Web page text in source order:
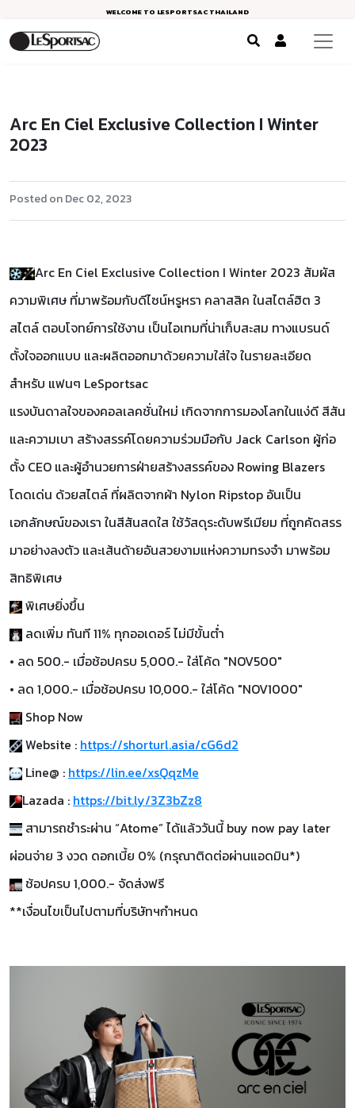
WELCOME TO LESPORTSAC THAILAND
Arc En Ciel Exclusive Collection I Winter
2023
Posted on Dec 02, 2023
Arc En Ciel Exclusive Collection I Winter 2023 สัมผัส
ความพิเศษ ที่มาพร้อมกับดีไซน์หรูหรา คลาสสิค ในสไตล์ฮิต 3
สไตล์ ตอบโจทย์การใช้งาน เป็นไอเทมที่น่าเก็บสะสม ทางแบรนด์
ตั้งใจออกแบบ และผลิตออกมาด้วยความใส่ใจ ในรายละเอียด
สำหรับ แฟนๆ LeSportsac
แรงบันดาลใจของคอลเลคชั่นใหม่ เกิดจากการมองโลกในแง่ดี สีสัน
และความเบา สร้างสรรค์โดยความร่วมมือกับ Jack Carlson ผู้ก่อ
ตั้ง CEO และผู้อำนวยการฝ่ายสร้างสรรค์ของ Rowing Blazers
โดดเด่น ด้วยสไตล์ ที่ผลิตจากผ้า Nylon Ripstop อันเป็น
เอกลักษณ์ของเรา ในสีสันสดใส ใช้วัสดุระดับพรีเมียม ที่ถูกคัดสรร
มาอย่างลงตัว และเส้นด้ายอันสวยงามแห่งความทรงจำ มาพร้อม
สิทธิพิเศษ
พิเศษยิ่งขึ้น
ลดเพิ่ม ทันที 11% ทุกออเดอร์ ไม่มีขั้นต่ำ
• ลด 500.- เมื่อช้อปครบ 5,000.- ใส่โค้ด "NOV500"
• ลด 1,000.- เมื่อช้อปครบ 10,000.- ใส่โค้ด "NOV1000"
Shop Now
Website : https://shorturl.asia/cG6d2
Line@ : https://lin.ee/xsQqzMe
Lazada : https://bit.ly/3Z3bZz8
สามารถชำระผ่าน “Atome” ได้แล้ววันนี้ buy now pay later
ผ่อนจ่าย 3 งวด ดอกเบี้ย 0% (กรุณาติดต่อผ่านแอดมิน*)
ช้อปครบ 1,000.- จัดส่งฟรี
**เงื่อนไขเป็นไปตามที่บริษัทฯกำหนด